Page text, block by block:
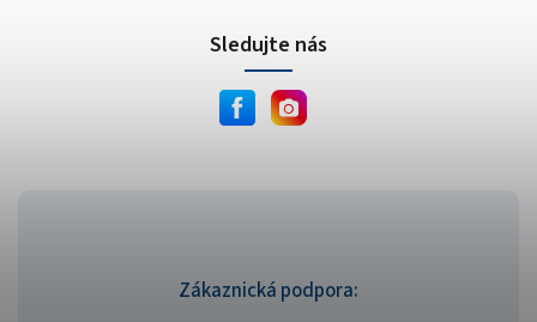
Zákaznická podpora:
Sledujte nás